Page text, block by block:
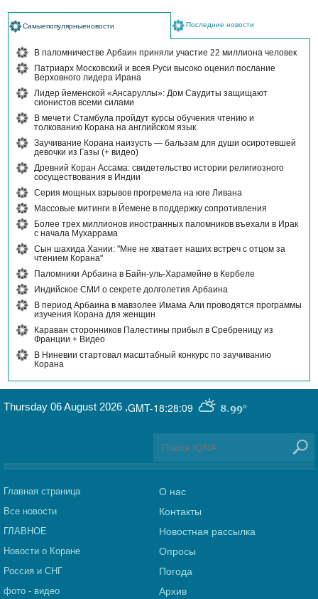
Самыепопулярныеновости Последние новости
В паломничестве Арбаин приняли участие 22 миллиона человек
Патриарх Московский и всея Руси высоко оценил послание
Верховного лидера Ирана
Лидер йеменской «Ансаруллы»: Дом Саудиты защищают
сионистов всеми силами
В мечети Стамбула пройдут курсы обучения чтению и
толкованию Корана на английском язык
Заучивание Корана наизусть — бальзам для души осиротевшей
девочки из Газы (+ видео)
Древний Коран Ассама: свидетельство истории религиозного
сосуществования в Индии
Серия мощных взрывов прогремела на юге Ливана
Массовые митинги в Йемене в поддержку сопротивления
Более трех миллионов иностранных паломников въехали в Ирак
с начала Мухаррама
Сын шахида Хании: "Мне не хватает наших встреч с отцом за
чтением Корана"
Паломники Арбаина в Байн-уль-Харамейне в Кербеле
Индийское СМИ о секрете долголетия Арбаина
В период Арбаина в мавзолее Имама Али проводятся программы
изучения Корана для женщин
Караван сторонников Палестины прибыл в Сребреницу из
Франции + Видео
В Ниневии стартовал масштабный конкурс по заучиванию
Корана
GMT-18:28:09 8.99°
Thursday 06 August 2026 ,
Главная страница
Все новости
ГЛАВНОЕ
Новости о Коране
Россия и СНГ
фото - видео
О нас
Контакты
Новостная рассылка
Опросы
Погода
Архив